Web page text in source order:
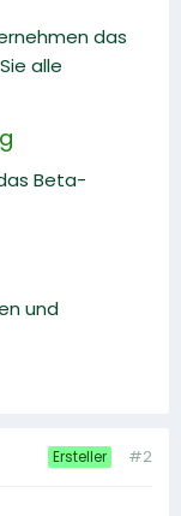
das
alle
Beta-
und
Ersteller #2